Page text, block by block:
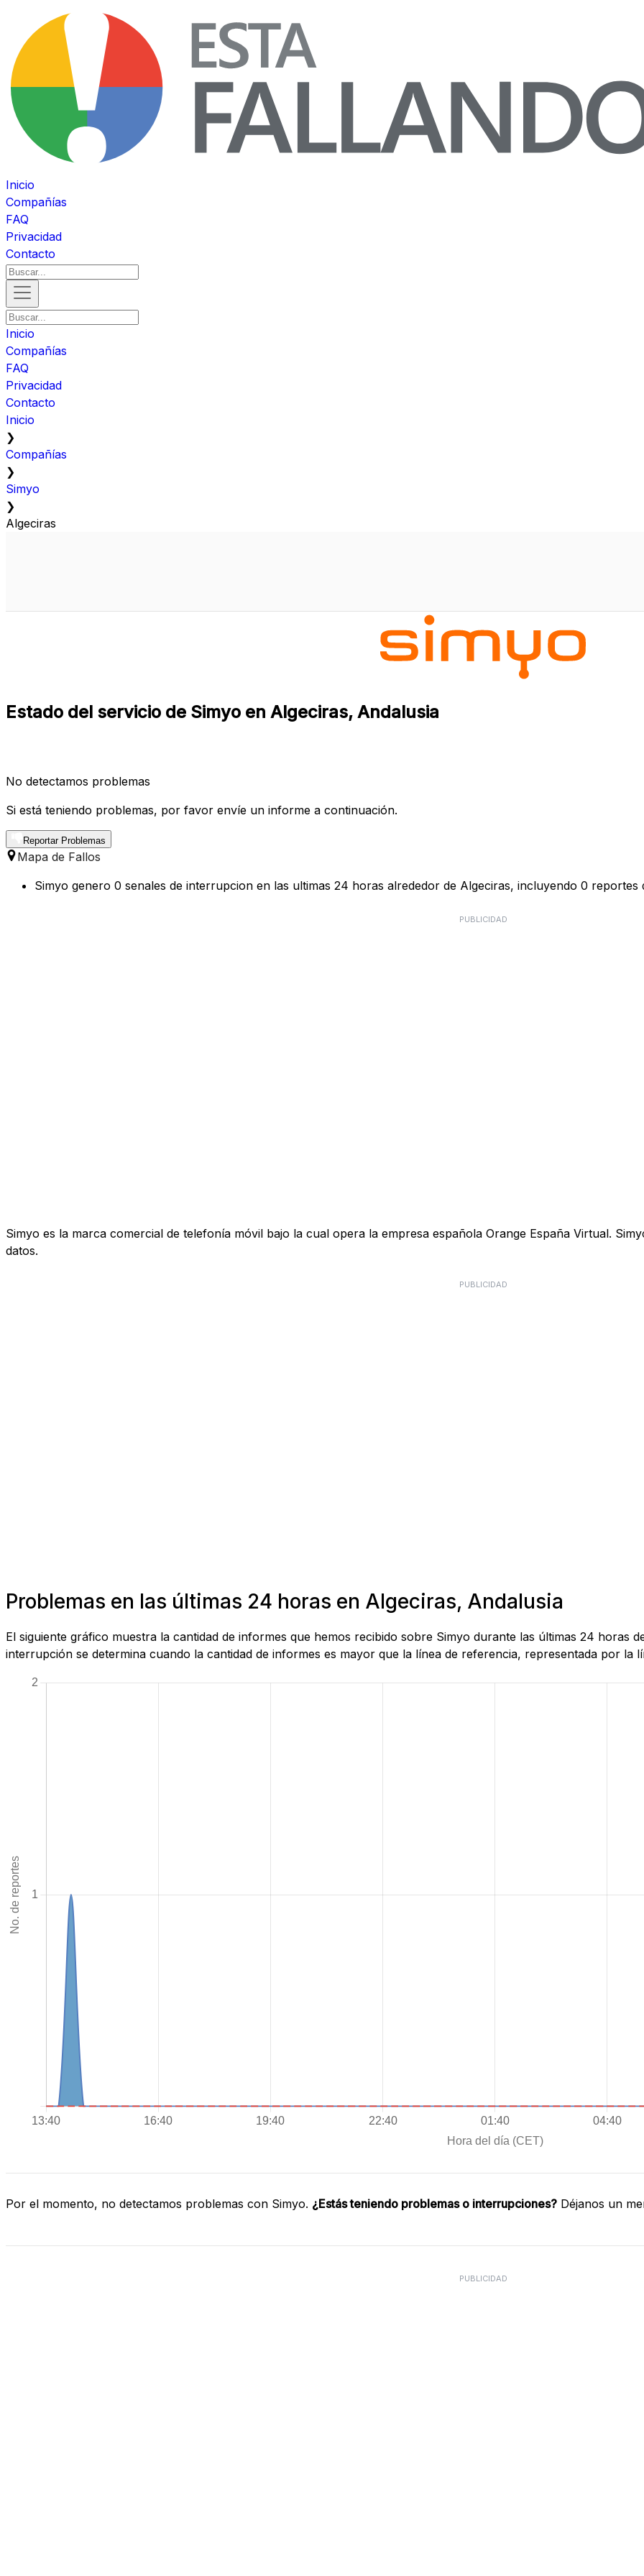
Inicio
Compañías
FAQ
Privacidad
Contacto
Inicio
Compañías
FAQ
Privacidad
Contacto
Inicio
❯
Compañías
❯
Simyo
❯
Algeciras
Estado del servicio de Simyo en Algeciras, Andalusia
No detectamos problemas
Si está teniendo problemas, por favor envíe un informe a continuación.
Reportar Problemas
Mapa de Fallos
Simyo genero 0 senales de interrupcion en las ultimas 24 horas alrededor de Algeciras, incluyendo 0 reportes
PUBLICIDAD
Simyo es la marca comercial de telefonía móvil bajo la cual opera la empresa española Orange España Virtual.
datos.
PUBLICIDAD
Problemas en las últimas 24 horas en Algeciras, Andalusia
El siguiente gráfico muestra la cantidad de informes que hemos recibido sobre Simyo durante las últimas 24 horas
interrupción se determina cuando la cantidad de informes es mayor que la línea de referencia, representada por la
Por el momento, no detectamos problemas con Simyo. ¿Estás teniendo problemas o interrupciones? Déjanos un
PUBLICIDAD